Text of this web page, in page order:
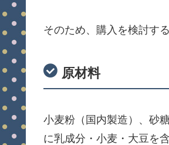
そのため、購入を検討す
原材料
小麦粉（国内製造）、砂
に乳成分・小麦・大豆を含